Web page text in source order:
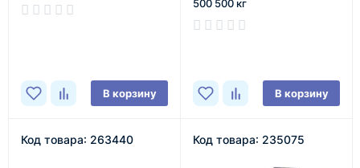
В корзину
500 500 кг
В корзину
Код товара: 263440 Код товара: 235075